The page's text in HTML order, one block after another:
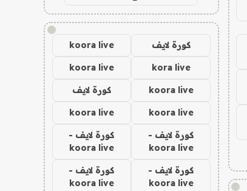
!
!
كورة لايف koora live
kora live
koora live
koora live كورة لايف
koora live
koora live
كورة لايف -
koora live
كورة لايف -
koora live
كورة لايف -
koora live
كورة لايف -
koora live